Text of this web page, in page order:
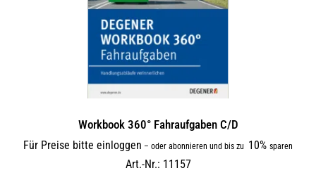
Workbook 360° Fahraufgaben C/D
Für Preise bitte einloggen – oder abonnieren und bis zu 10% sparen
Art.-Nr.: 11157